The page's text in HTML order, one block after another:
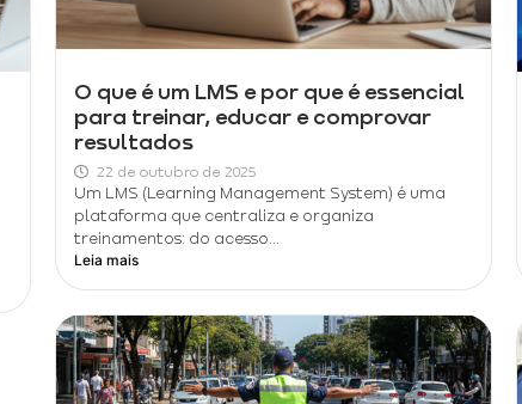
O que é um LMS e por que é essencial
para treinar, educar e comprovar
resultados
22 de outubro de 2025
Um LMS (Learning Management System) é uma
plataforma que centraliza e organiza
treinamentos: do acesso...
Leia mais